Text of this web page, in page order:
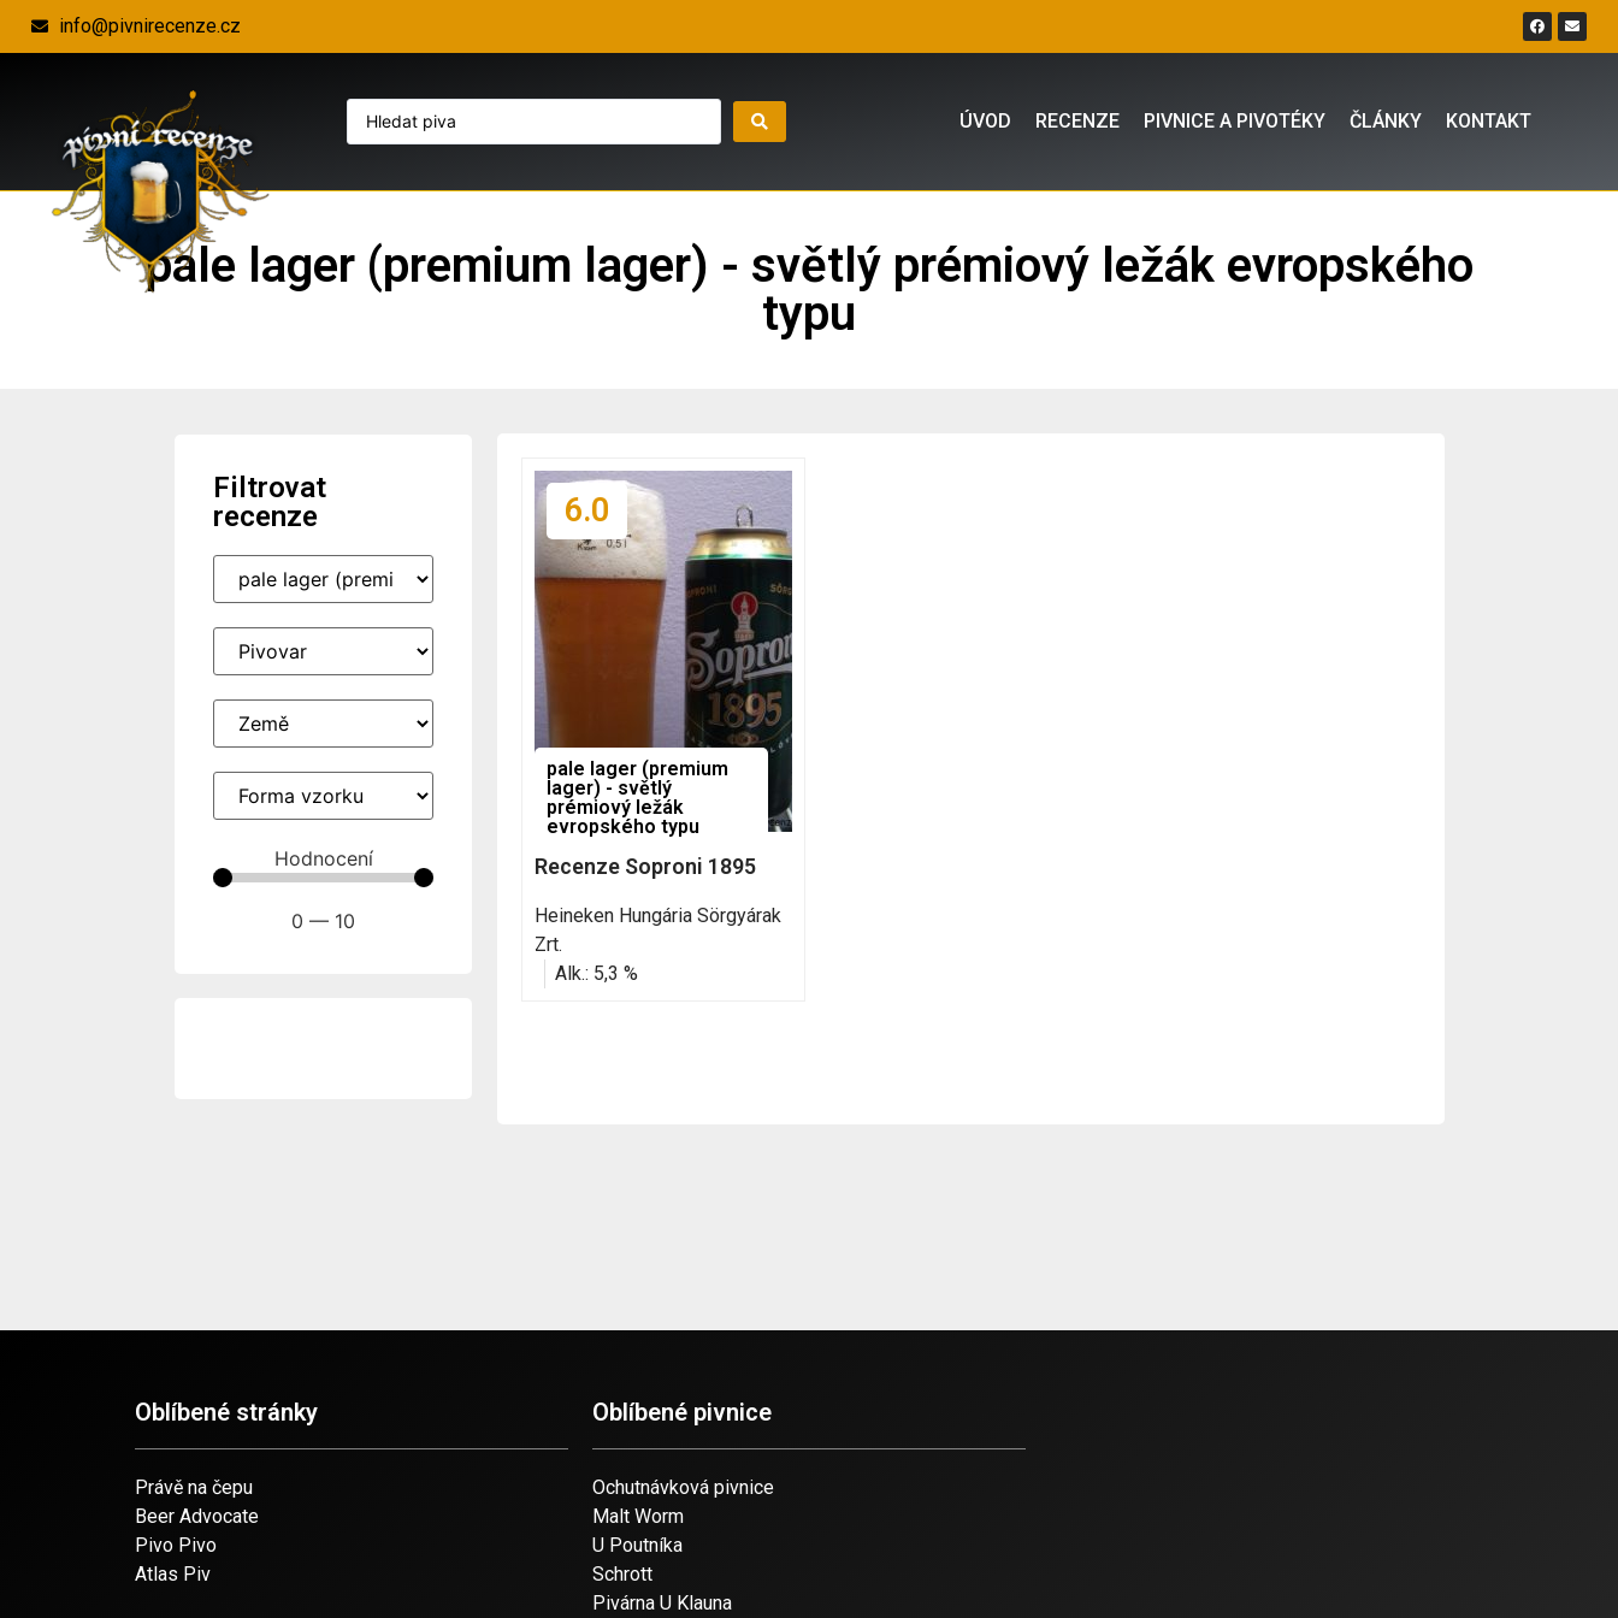
info@pivnirecenze.cz
ÚVOD RECENZE PIVNICE A PIVOTÉKY ČLÁNKY KONTAKT
pale lager (premium lager) - světlý prémiový ležák evropského
typu
Filtrovat
recenze
Hodnocení
0 — 10
pale lager (premium
lager) - světlý
prémiový ležák
evropského typu
6.0
Recenze Soproni 1895
Heineken Hungária Sörgyárak
Zrt.
Alk.: 5,3 %
Oblíbené stránky
Právě na čepu
Beer Advocate
Pivo Pivo
Atlas Piv
Oblíbené pivnice
Ochutnávková pivnice
Malt Worm
U Poutníka
Schrott
Pivárna U Klauna